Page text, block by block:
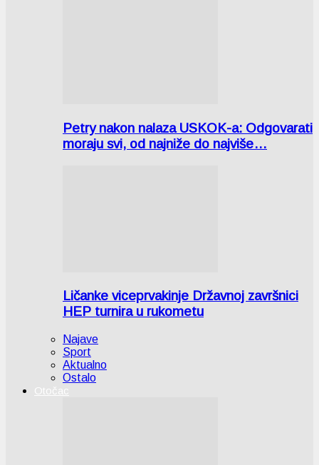
Petry nakon nalaza USKOK-a: Odgovarati
moraju svi, od najniže do najviše…
Ličanke viceprvakinje Državnoj završnici
HEP turnira u rukometu
Najave
Sport
Aktualno
Ostalo
Otočac